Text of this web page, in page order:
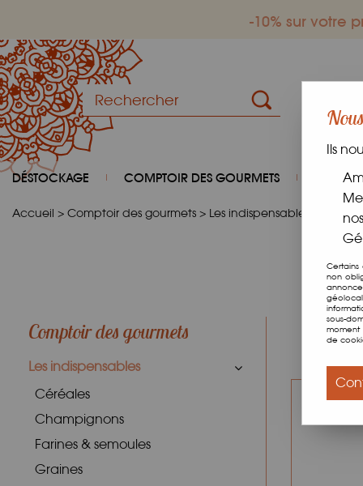
-10% sur votre
DÉSTOCKAGE COMPTOIR DES GOURMETS COIN
Accueil > Comptoir des gourmets > Les indispensables
Comptoir des gourmets
Les indispensables
Céréales
Champignons
Farines & semoules
Graines
Ils
Certains
non
sous-
moment
de